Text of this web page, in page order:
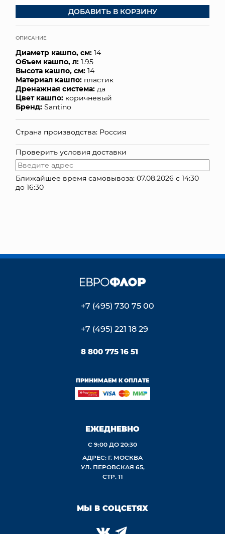
ПОДАРОЧНЫЕ КАРТЫ
ОПТОВЫМ КЛИЕНТАМ
ДОСТАВКА И ОПЛАТА
КОНТАКТЫ
ДОБАВИТЬ В КОРЗИНУ
ОПИСАНИЕ
Диаметр кашпо, см: 14
Объем кашпо, л: 1.95
Высота кашпо, см: 14
Материал кашпо: пластик
Дренажная система: да
Цвет кашпо: коричневый
Бренд: Santino
Страна производства: Россия
Проверить условия доставки
Ближайшее время самовывоза: 07.08.2026 с 14:30
до 16:30
+7 (495) 730 75 00
+7 (495) 221 18 29
8 800 775 16 51
ПРИНИМАЕМ К ОПЛАТЕ
ЕЖЕДНЕВНО
С 9:00 ДО 20:30
АДРЕС: Г. МОСКВА
УЛ. ПЕРОВСКАЯ 65,
СТР. 11
МЫ В СОЦСЕТЯХ